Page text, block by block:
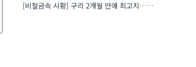
[비철금속 시황] 구리 2개월 만에 최고치…재고 감소에 공급 부족 우려 확대